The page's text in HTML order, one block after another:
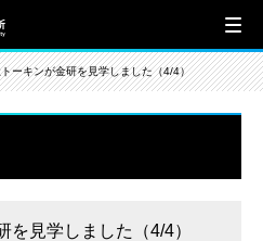
ーキンが金研を見学しました（4/4）
を見学しました（4/4）